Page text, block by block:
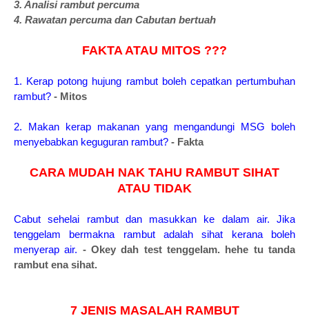
3. Analisi rambut percuma
4. Rawatan percuma dan Cabutan bertuah
FAKTA ATAU MITOS ???
1. Kerap potong hujung rambut boleh cepatkan pertumbuhan
rambut? - Mitos
2. Makan kerap makanan yang mengandungi MSG boleh
menyebabkan keguguran rambut? - Fakta
CARA MUDAH NAK TAHU RAMBUT SIHAT
ATAU TIDAK
Cabut sehelai rambut dan masukkan ke dalam air. Jika
tenggelam bermakna rambut adalah sihat kerana boleh
menyerap air. - Okey dah test tenggelam. hehe tu tanda
rambut ena sihat.
7 JENIS MASALAH RAMBUT